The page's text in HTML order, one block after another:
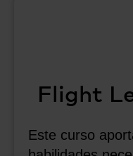
Flight
Este curso